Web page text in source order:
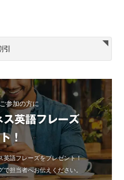
引
参加の方に
英語フレーズ
！
英語フレーズをプレゼント！
担当者へお伝えください。